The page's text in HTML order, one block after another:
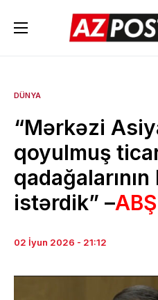
DÜNYA
“Mərkəzi
qoyulmuş
istərdik” –
02 İyun 2026 - 21:12